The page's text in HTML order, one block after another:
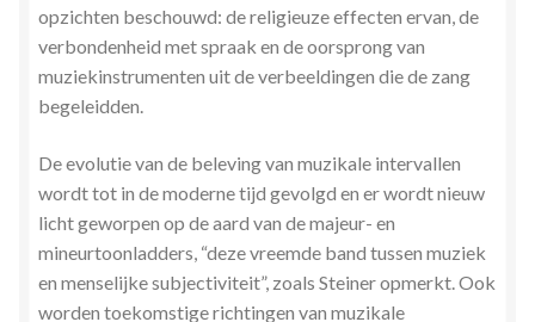
Winkelwagen
Zielsgeoriënteerde Jobcoaching
opzichten beschouwd: de religieuze effecten ervan, de
verbondenheid met spraak en de oorsprong van
muziekinstrumenten uit de verbeeldingen die de zang
begeleidden.
De evolutie van de beleving van muzikale intervallen
wordt tot in de moderne tijd gevolgd en er wordt nieuw
licht geworpen op de aard van de majeur- en
mineurtoonladders, “deze vreemde band tussen muziek
en menselijke subjectiviteit”, zoals Steiner opmerkt. Ook
worden toekomstige richtingen van muzikale